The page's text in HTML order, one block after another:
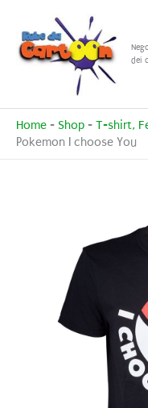
contenuto
dei
Home - Shop - T-shirt,
Pokemon I choose You